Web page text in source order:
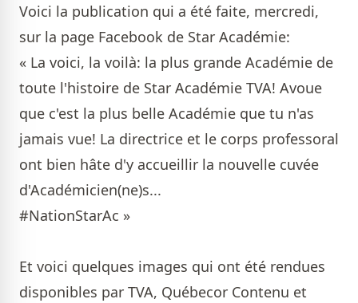
Voici la publication qui a été faite, mercredi,
sur la page Facebook de Star Académie:
« La voici, la voilà: la plus grande Académie de
toute l'histoire de Star Académie TVA! Avoue
que c'est la plus belle Académie que tu n'as
jamais vue! La directrice et le corps professoral
ont bien hâte d'y accueillir la nouvelle cuvée
d'Académicien(ne)s...
#NationStarAc »
Et voici quelques images qui ont été rendues
disponibles par TVA, Québecor Contenu et